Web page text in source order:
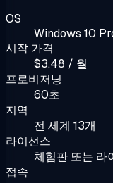
OS
Windows 10
시작 가격
$3.48 / 월
프로비저닝
60초
지역
전 세계 13개
라이선스
체험판 또는 라
접속